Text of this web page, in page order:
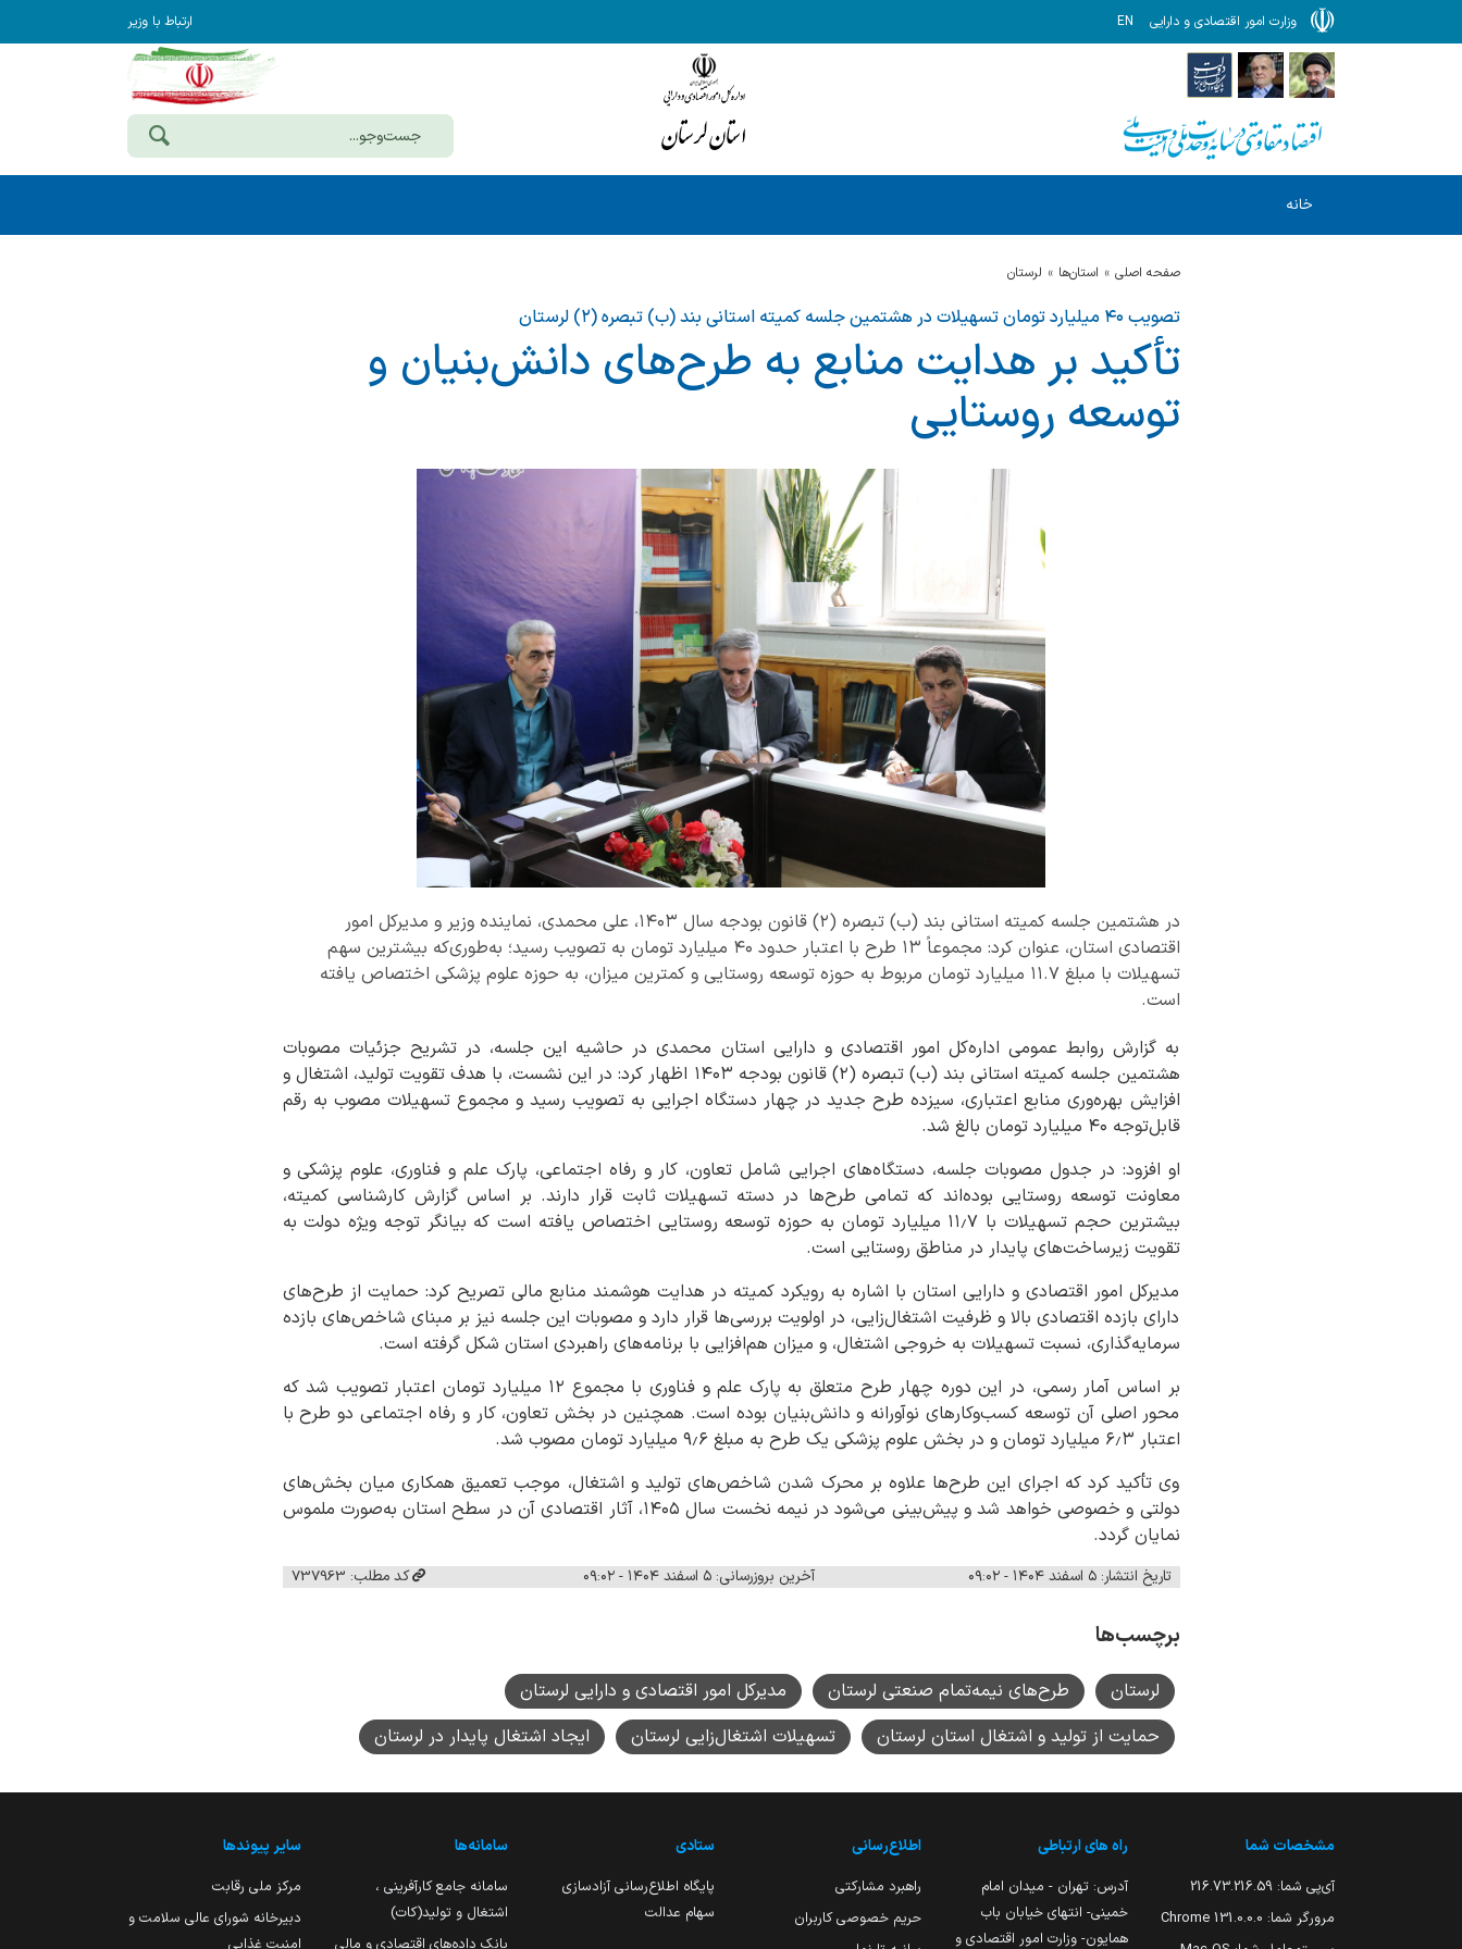
وزارت امور اقتصادی و دارایی EN ارتباط با وزیر
خانه
صفحه اصلی استان‌ها لرستان
تصویب ۴۰ میلیارد تومان تسهیلات در هشتمین جلسه کمیته استانی بند (ب) تبصره (۲) لرستان
تأکید بر هدایت منابع به طرح‌های دانش‌بنیان و
توسعه روستایی
در هشتمین جلسه کمیته استانی بند (ب) تبصره (۲) قانون بودجه سال ۱۴۰۳، علی محمدی، نماینده وزیر و مدیرکل امور
اقتصادی استان، عنوان کرد: مجموعاً ۱۳ طرح با اعتبار حدود ۴۰ میلیارد تومان به تصویب رسید؛ به‌طوری‌که بیشترین سهم
تسهیلات با مبلغ ۱۱.۷ میلیارد تومان مربوط به حوزه توسعه روستایی و کمترین میزان، به حوزه علوم پزشکی اختصاص یافته
است.
به گزارش روابط عمومی اداره‌کل امور اقتصادی و دارایی استان محمدی در حاشیه این جلسه، در تشریح جزئیات مصوبات
هشتمین جلسه کمیته استانی بند (ب) تبصره (۲) قانون بودجه ۱۴۰۳ اظهار کرد: در این نشست، با هدف تقویت تولید، اشتغال و
افزایش بهره‌وری منابع اعتباری، سیزده طرح جدید در چهار دستگاه اجرایی به تصویب رسید و مجموع تسهیلات مصوب به رقم
قابل‌توجه ۴۰ میلیارد تومان بالغ شد.
او افزود: در جدول مصوبات جلسه، دستگاه‌های اجرایی شامل تعاون، کار و رفاه اجتماعی، پارک علم و فناوری، علوم پزشکی و
معاونت توسعه روستایی بوده‌اند که تمامی طرح‌ها در دسته تسهیلات ثابت قرار دارند. بر اساس گزارش کارشناسی کمیته،
بیشترین حجم تسهیلات با ۱۱٫۷ میلیارد تومان به حوزه توسعه روستایی اختصاص یافته است که بیانگر توجه ویژه دولت به
تقویت زیرساخت‌های پایدار در مناطق روستایی است.
مدیرکل امور اقتصادی و دارایی استان با اشاره به رویکرد کمیته در هدایت هوشمند منابع مالی تصریح کرد: حمایت از طرح‌های
دارای بازده اقتصادی بالا و ظرفیت اشتغال‌زایی، در اولویت بررسی‌ها قرار دارد و مصوبات این جلسه نیز بر مبنای شاخص‌های بازده
سرمایه‌گذاری، نسبت تسهیلات به خروجی اشتغال، و میزان هم‌افزایی با برنامه‌های راهبردی استان شکل گرفته است.
بر اساس آمار رسمی، در این دوره چهار طرح متعلق به پارک علم و فناوری با مجموع ۱۲ میلیارد تومان اعتبار تصویب شد که
محور اصلی آن توسعه کسب‌وکارهای نوآورانه و دانش‌بنیان بوده است. همچنین در بخش تعاون، کار و رفاه اجتماعی دو طرح با
اعتبار ۶٫۳ میلیارد تومان و در بخش علوم پزشکی یک طرح به مبلغ ۹٫۶ میلیارد تومان مصوب شد.
وی تأکید کرد که اجرای این طرح‌ها علاوه بر محرک شدن شاخص‌های تولید و اشتغال، موجب تعمیق همکاری میان بخش‌های
دولتی و خصوصی خواهد شد و پیش‌بینی می‌شود در نیمه نخست سال ۱۴۰۵، آثار اقتصادی آن در سطح استان به‌صورت ملموس
نمایان گردد.
تاریخ انتشار: ۵ اسفند ۱۴۰۴ - ۰۹:۰۲ آخرین بروزرسانی: ۵ اسفند ۱۴۰۴ - ۰۹:۰۲ کد مطلب: 737963
برچسب‌ها
لرستان طرح‌های نیمه‌تمام صنعتی لرستان
مدیرکل امور اقتصادی و دارایی لرستان
حمایت از تولید و اشتغال استان لرستان
تسهیلات اشتغال‌زایی لرستان ایجاد اشتغال پایدار در لرستان
مشخصات شما
آی‌پی شما: 216.73.216.59
مرورگر شما: 131.0.0.0 Chrome
راه های ارتباطی
آدرس: تهران - میدان امام
خمینی- انتهای خیابان باب
همایون- وزارت امور اقتصادی و
اطلاع‌رسانی
راهبرد مشارکتی
حریم خصوصی کاربران
ستادی
پایگاه اطلاع‌رسانی آزادسازی
سهام عدالت
سامانه‌ها
سامانه جامع کارآفرینی ،
اشتغال و تولید(کات)
بانک داده‌های اقتصادی و مالی
سایر پیوندها
مرکز ملی رقابت
دبیرخانه شورای عالی سلامت و
امنیت غذایی